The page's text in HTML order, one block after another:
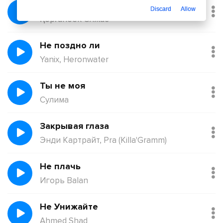
Қорғанбек Олжас
Не поздно ли
Yanix, Heronwater
Ты не моя
Сулима
Закрывая глаза
Энди Картрайт, Pra (Killa'Gramm)
Не плачь
Игорь Balan
Не Унижайте
Ahmed Shad
Discard Allow